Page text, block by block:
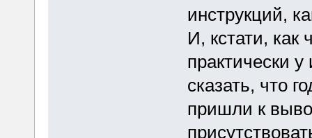
инструкций,
И, кстати, как
практически
сказать, что
пришли к